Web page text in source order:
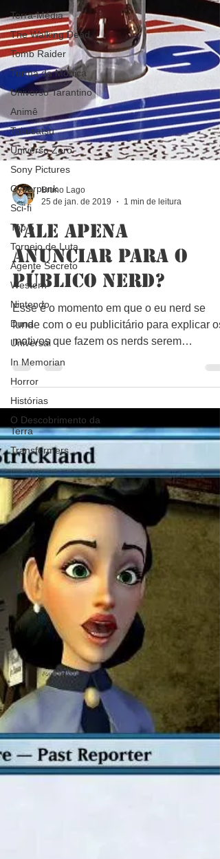
Terra-Média
The Walking Dead
Tomb Raider
Turma da Mônica
Universo Tarantino
Animê
Tokusatsu
Universo Zero
Sony Pictures
Cyberpunk
Sci-fi
Top 5
Torneio de Luta
Agente Secreto
Western
Nintendo
Duna
Universal
In Memorian
Horror
Histórias
O Descobrimento da
Terra
Transformers
Bruno Lago
25 de jan. de 2019
1 min de leitura
Vale apena
anunciar para o
público nerd?
Esse é o momento em que o eu nerd se
funde com o eu publicitário para explicar os
motivos que fazem os nerds serem
considerados um...